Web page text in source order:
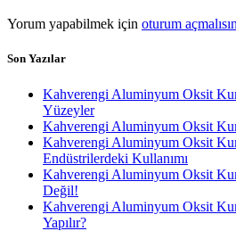
Yorum yapabilmek için oturum
Son Yazılar
Kahverengi Aluminyum Oksit
Yüzeyler
Kahverengi Aluminyum Oksit
Kahverengi Aluminyum Oksit
Endüstrilerdeki Kullanımı
Kahverengi Aluminyum Oksit
Değil!
Kahverengi Aluminyum Oksit
Yapılır?